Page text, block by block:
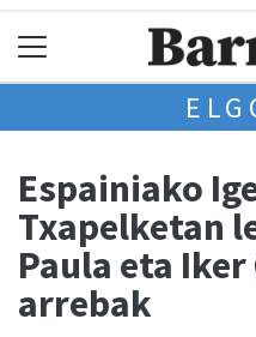
Espainiako
Txapelketan
Paula eta
arrebak